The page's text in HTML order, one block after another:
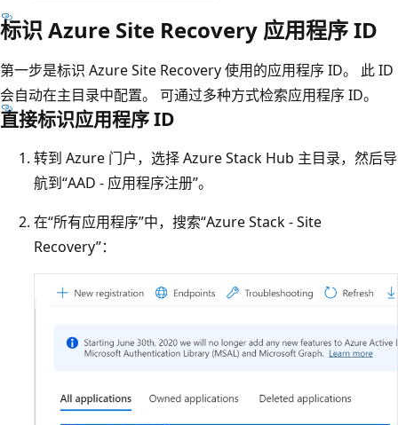
标识 Azure Site Recovery 应用程序 ID
第一步是标识 Azure Site Recovery 使用的应用程序 ID。 此 ID
会自动在主目录中配置。 可通过多种方式检索应用程序 ID。
直接标识应用程序 ID
转到 Azure 门户，选择 Azure Stack Hub 主目录，然后导
航到“AAD - 应用程序注册”。
在“所有应用程序”中，搜索“Azure Stack - Site
Recovery”：